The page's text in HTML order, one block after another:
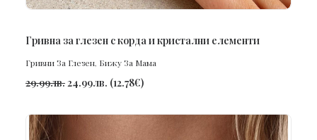
ПОРЪЧАЙ
Гривна за глезен с корда и кристални елементи
Гривни За Глезен, Бижу За Мама
29.99лв.24.99лв. (12.78€)